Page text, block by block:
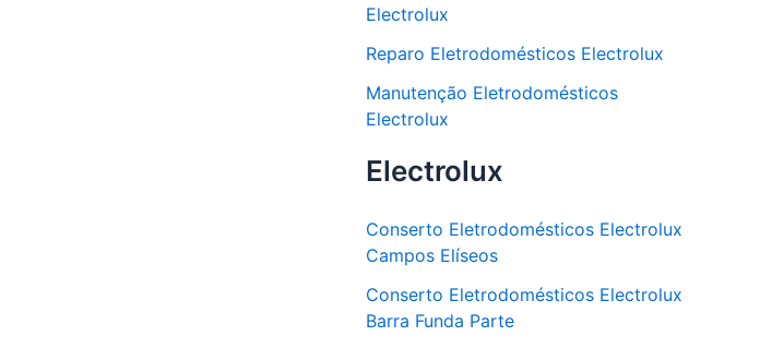
Electrolux
Reparo Eletrodomésticos Electrolux
Manutenção Eletrodomésticos
Electrolux
Electrolux
Conserto Eletrodomésticos Electrolux
Campos Elíseos
Conserto Eletrodomésticos Electrolux
Barra Funda Parte